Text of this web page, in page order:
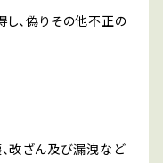
し、偽りその他不正の
改ざん及び漏洩など